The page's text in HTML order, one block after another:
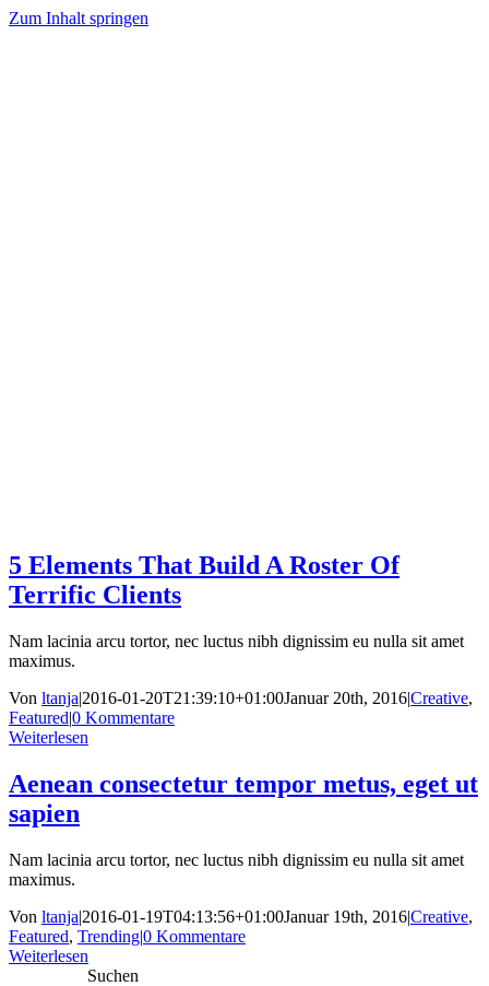
Zum Inhalt springen
5 Elements That Build A Roster Of
Terrific Clients
Nam lacinia arcu tortor, nec luctus nibh dignissim eu nulla sit amet
maximus.
Von ltanja|2016-01-20T21:39:10+01:00Januar 20th, 2016|Creative,
Featured|0 Kommentare
Weiterlesen
Aenean consectetur tempor metus, eget ut
sapien
Nam lacinia arcu tortor, nec luctus nibh dignissim eu nulla sit amet
maximus.
Von ltanja|2016-01-19T04:13:56+01:00Januar 19th, 2016|Creative,
Featured, Trending|0 Kommentare
Weiterlesen
Suchen